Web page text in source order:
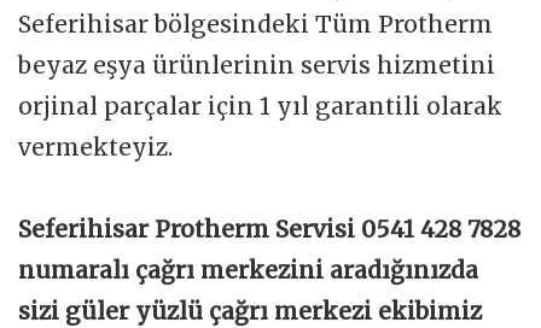
Seferihisar bölgesindeki Tüm Protherm
beyaz eşya ürünlerinin servis hizmetini
orjinal parçalar için 1 yıl garantili olarak
vermekteyiz.
Seferihisar Protherm Servisi 0541 428 7828
numaralı çağrı merkezini aradığınızda
sizi güler yüzlü çağrı merkezi ekibimiz